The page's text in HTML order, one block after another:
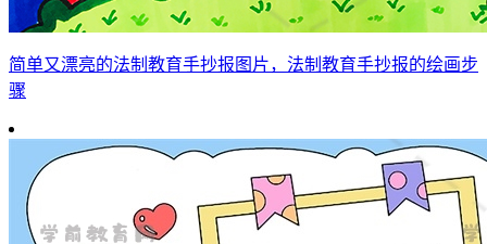
简单又漂亮的法制教育手抄报图片，法制教育手抄报的绘画步
骤